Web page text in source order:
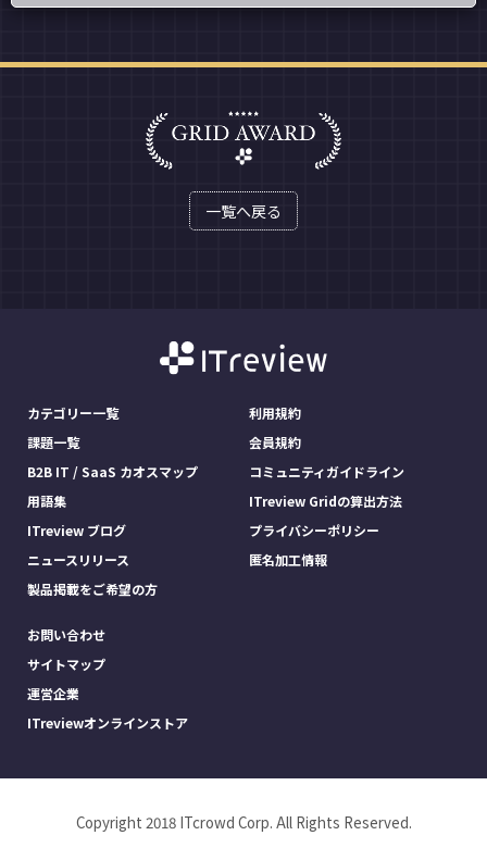
一覧へ戻る
カテゴリー一覧
課題一覧
B2B IT / SaaS カオスマップ
用語集
ITreview ブログ
ニュースリリース
製品掲載をご希望の方
利用規約
会員規約
コミュニティガイドライン
ITreview Gridの算出方法
プライバシーポリシー
匿名加工情報
お問い合わせ
サイトマップ
運営企業
ITreviewオンラインストア
Copyright 2018 ITcrowd Corp. All Rights Reserved.